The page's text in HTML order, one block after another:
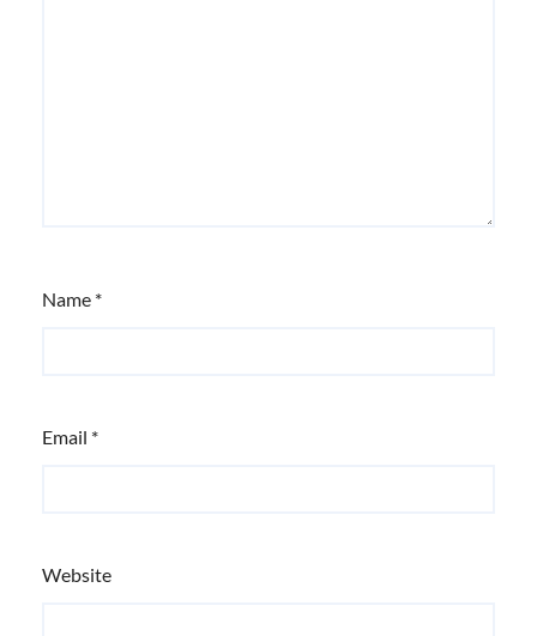
Name *
Email *
Website